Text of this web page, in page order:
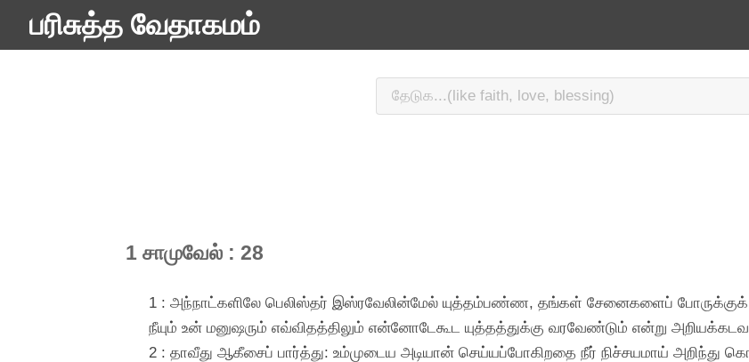
பரிசுத்த வேதாகமம்
1 சாமுவேல் : 28
1 : அந்நாட்களிலே பெலிஸ்தர் இஸ்ரவேலின்மேல் யுத்தம்பண்ண, தங்கள் சேனைகளைப்
நீயும் உன் மனுஷரும் எவ்விதத்திலும் என்னோடேகூட யுத்தத்துக்கு வரவேண்டும் என்று
2 : தாவீது ஆகீசைப் பார்த்து: உம்முடைய அடியான் செய்யப்போகிறதை நீர் நிச்சயமாய்